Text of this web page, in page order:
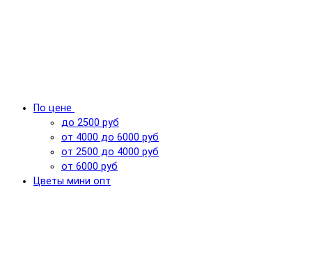
По цене
до 2500 руб
от 4000 до 6000 руб
от 2500 до 4000 руб
от 6000 руб
Цветы мини опт